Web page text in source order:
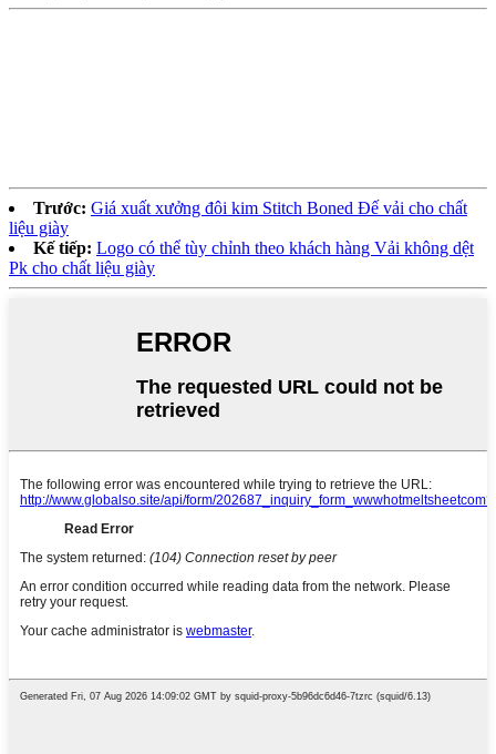
Trước: Giá xuất xưởng đôi kim Stitch Boned Đế vải cho chất
liệu giày
Kế tiếp: Logo có thể tùy chỉnh theo khách hàng Vải không dệt
Pk cho chất liệu giày